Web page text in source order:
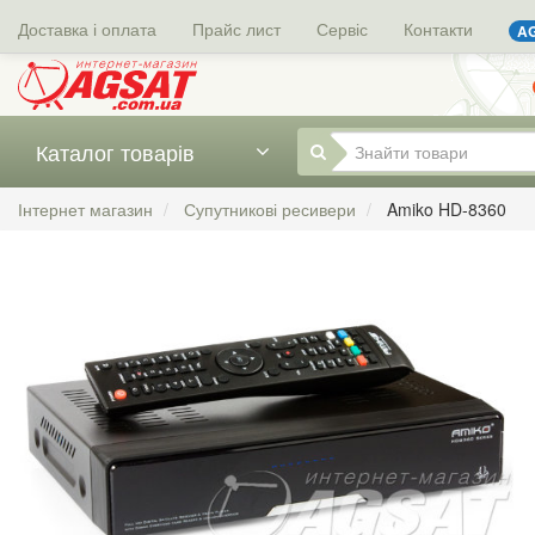
Доставка і оплата Прайс лист Сервіс Контакти
Каталог товарів
Інтернет магазин Супутникові ресивери Amiko HD-8360